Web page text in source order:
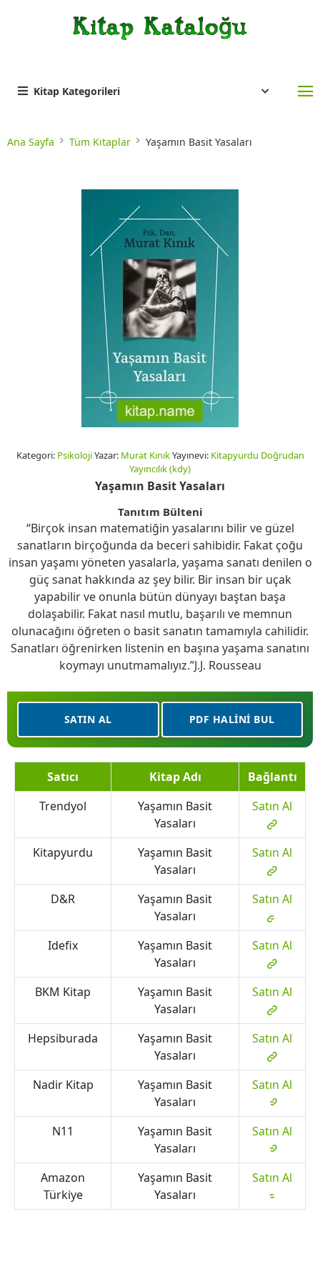
Kitap Kategorileri
Ana Sayfa Tüm Kitaplar Yaşamın Basit Yasaları
Kategori: PsikolojiYazar: Murat KınıkYayınevi: Kitapyurdu Doğrudan
Yayıncılık (kdy)
Yaşamın Basit Yasaları
Tanıtım Bülteni
“Birçok insan matematiğin yasalarını bilir ve güzel
sanatların birçoğunda da beceri sahibidir. Fakat çoğu
insan yaşamı yöneten yasalarla, yaşama sanatı denilen o
güç sanat hakkında az şey bilir. Bir insan bir uçak
yapabilir ve onunla bütün dünyayı baştan başa
dolaşabilir. Fakat nasıl mutlu, başarılı ve memnun
olunacağını öğreten o basit sanatın tamamıyla cahilidir.
Sanatları öğrenirken listenin en başına yaşama sanatını
koymayı unutmamalıyız.”J.J. Rousseau
SATIN AL PDF HALINI BUL
Satıcı Kitap Adı
Bağlantı
Trendyol
Yaşamın Basit
Yasaları
Satın Al
Kitapyurdu
Yaşamın Basit
Yasaları
Satın Al
D&R
Yaşamın Basit
Yasaları
Satın Al
Idefix
Yaşamın Basit
Yasaları
Satın Al
BKM Kitap
Yaşamın Basit
Yasaları
Satın Al
Hepsiburada
Yaşamın Basit
Yasaları
Satın Al
Nadir Kitap
Yaşamın Basit
Yasaları
Satın Al
N11
Yaşamın Basit
Yasaları
Satın Al
Amazon
Türkiye
Yaşamın Basit
Yasaları
Satın Al